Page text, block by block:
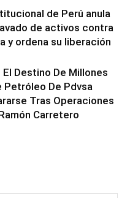
de Perú anula
de activos contra
y ordena su liberación
Destino De Millones
Petróleo De Pdvsa
Tras Operaciones
Carretero